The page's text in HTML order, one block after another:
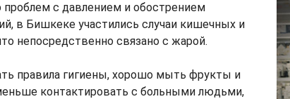
с давлением и обострением
в Бишкеке участились случаи кишечных и
непосредственно связано с жарой.
правила гигиены, хорошо мыть фрукты и
контактировать с больными людьми,